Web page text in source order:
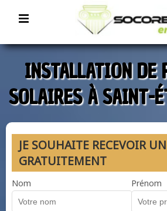
INSTALLATION DE
SOLAIRES À SAINT-
JE SOUHAITE RECEVOIR
GRATUITEMENT
Nom Prénom